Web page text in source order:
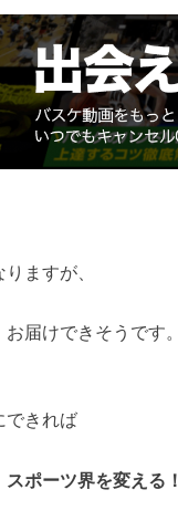
ますが、
届けできそうです。
できれば
ポーツ界を変える！